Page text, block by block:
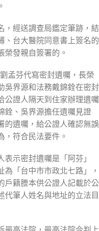
，經送調查局鑑定筆跡，結
、台大醫院同意書上簽名的
榮發親自簽署的。
孟芬代寫密封遺囑，長榮
吳界源和法務戴錦銓在密封
公證人隔天到住家辦理遺囑
銓、吳界源擔任遺囑見證
的遺囑，給公證人確認無誤
，符合民法要件。
示密封遺囑是「阿芬」
為「台中市市政北七路」，
戶籍謄本供公證人記載於公
代筆人姓名與地址的立法目